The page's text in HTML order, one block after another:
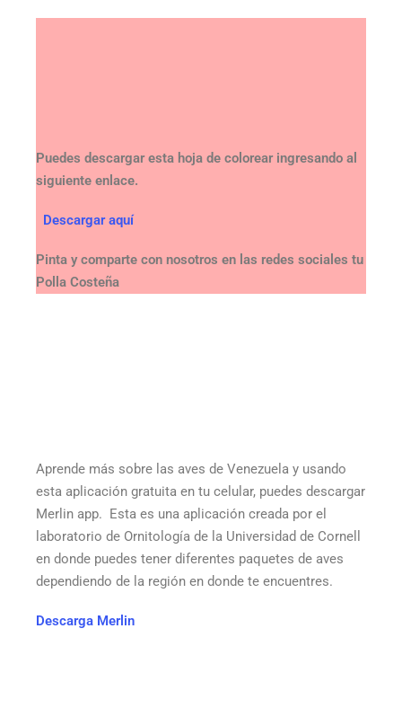
Puedes descargar esta hoja de colorear ingresando al
siguiente enlace.
Descargar aquí
Pinta y comparte con nosotros en las redes sociales tu
Polla Costeña
Aprende más sobre las aves de Venezuela y usando
esta aplicación gratuita en tu celular, puedes descargar
Merlin app. Esta es una aplicación creada por el
laboratorio de Ornitología de la Universidad de Cornell
en donde puedes tener diferentes paquetes de aves
dependiendo de la región en donde te encuentres.
Descarga Merlin